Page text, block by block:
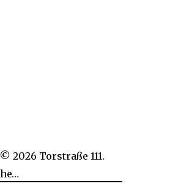
© 2026 Torstraße 111.